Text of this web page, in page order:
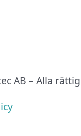
AB – Alla